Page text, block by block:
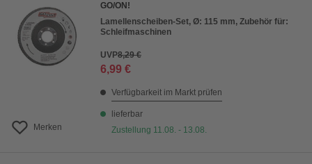
Merken
GO/ON!
Lamellenscheiben-Set, Ø: 115 mm, Zubehör für:
Schleifmaschinen
UVP8,29 €
6,99 €
Verfügbarkeit im Markt prüfen
lieferbar
Zustellung 11.08. - 13.08.